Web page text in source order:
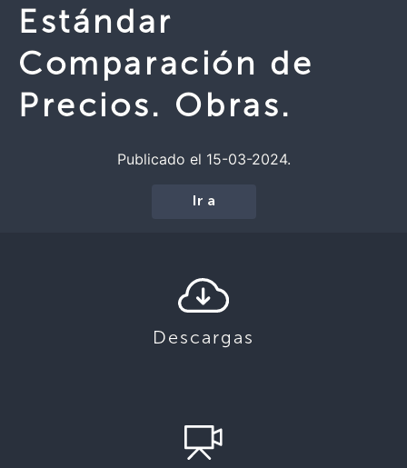
Estándar
Comparación de
Precios. Obras.
Publicado el 15-03-2024.
Ir a
Descargas